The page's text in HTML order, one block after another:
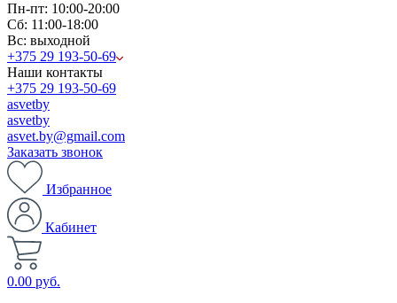
Пн-пт: 10:00-20:00
Сб: 11:00-18:00
Вс: выходной
+375 29 193-50-69
Наши контакты
+375 29 193-50-69
asvetby
asvetby
asvet.by@gmail.com
Заказать звонок
Избранное
Кабинет
0.00 руб.